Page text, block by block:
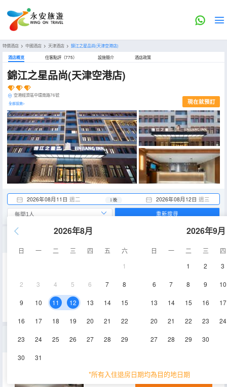
特價酒店 > 中國酒店 > 天津酒店 > 錦江之星品尚(天津空港店)
酒店概览 住客點評（775） 設施簡介 酒店政策
錦江之星品尚(天津空港店)
空港經濟區中環南路76號
全部設施> 現在就預訂
2026年08月11日 週二 2026年08月12日 週三
1 晚
2026年8月
日 一 二 三 四 五
六
1
2 3 4 5 6 7 8
9 10 11 12 13 14 15
16 17 18 19 20 21 22
23 24 25 26 27 28 29
30 31
2026年9月
日 一 二 三
四
1
2 3
6 7 8 9 10
13 14 15 16 17
20 21 22 23 24
27 28 29 30
*所有入住退房日期均為目的地日期
重新搜尋
空調
30㎡ 3-6層 空調